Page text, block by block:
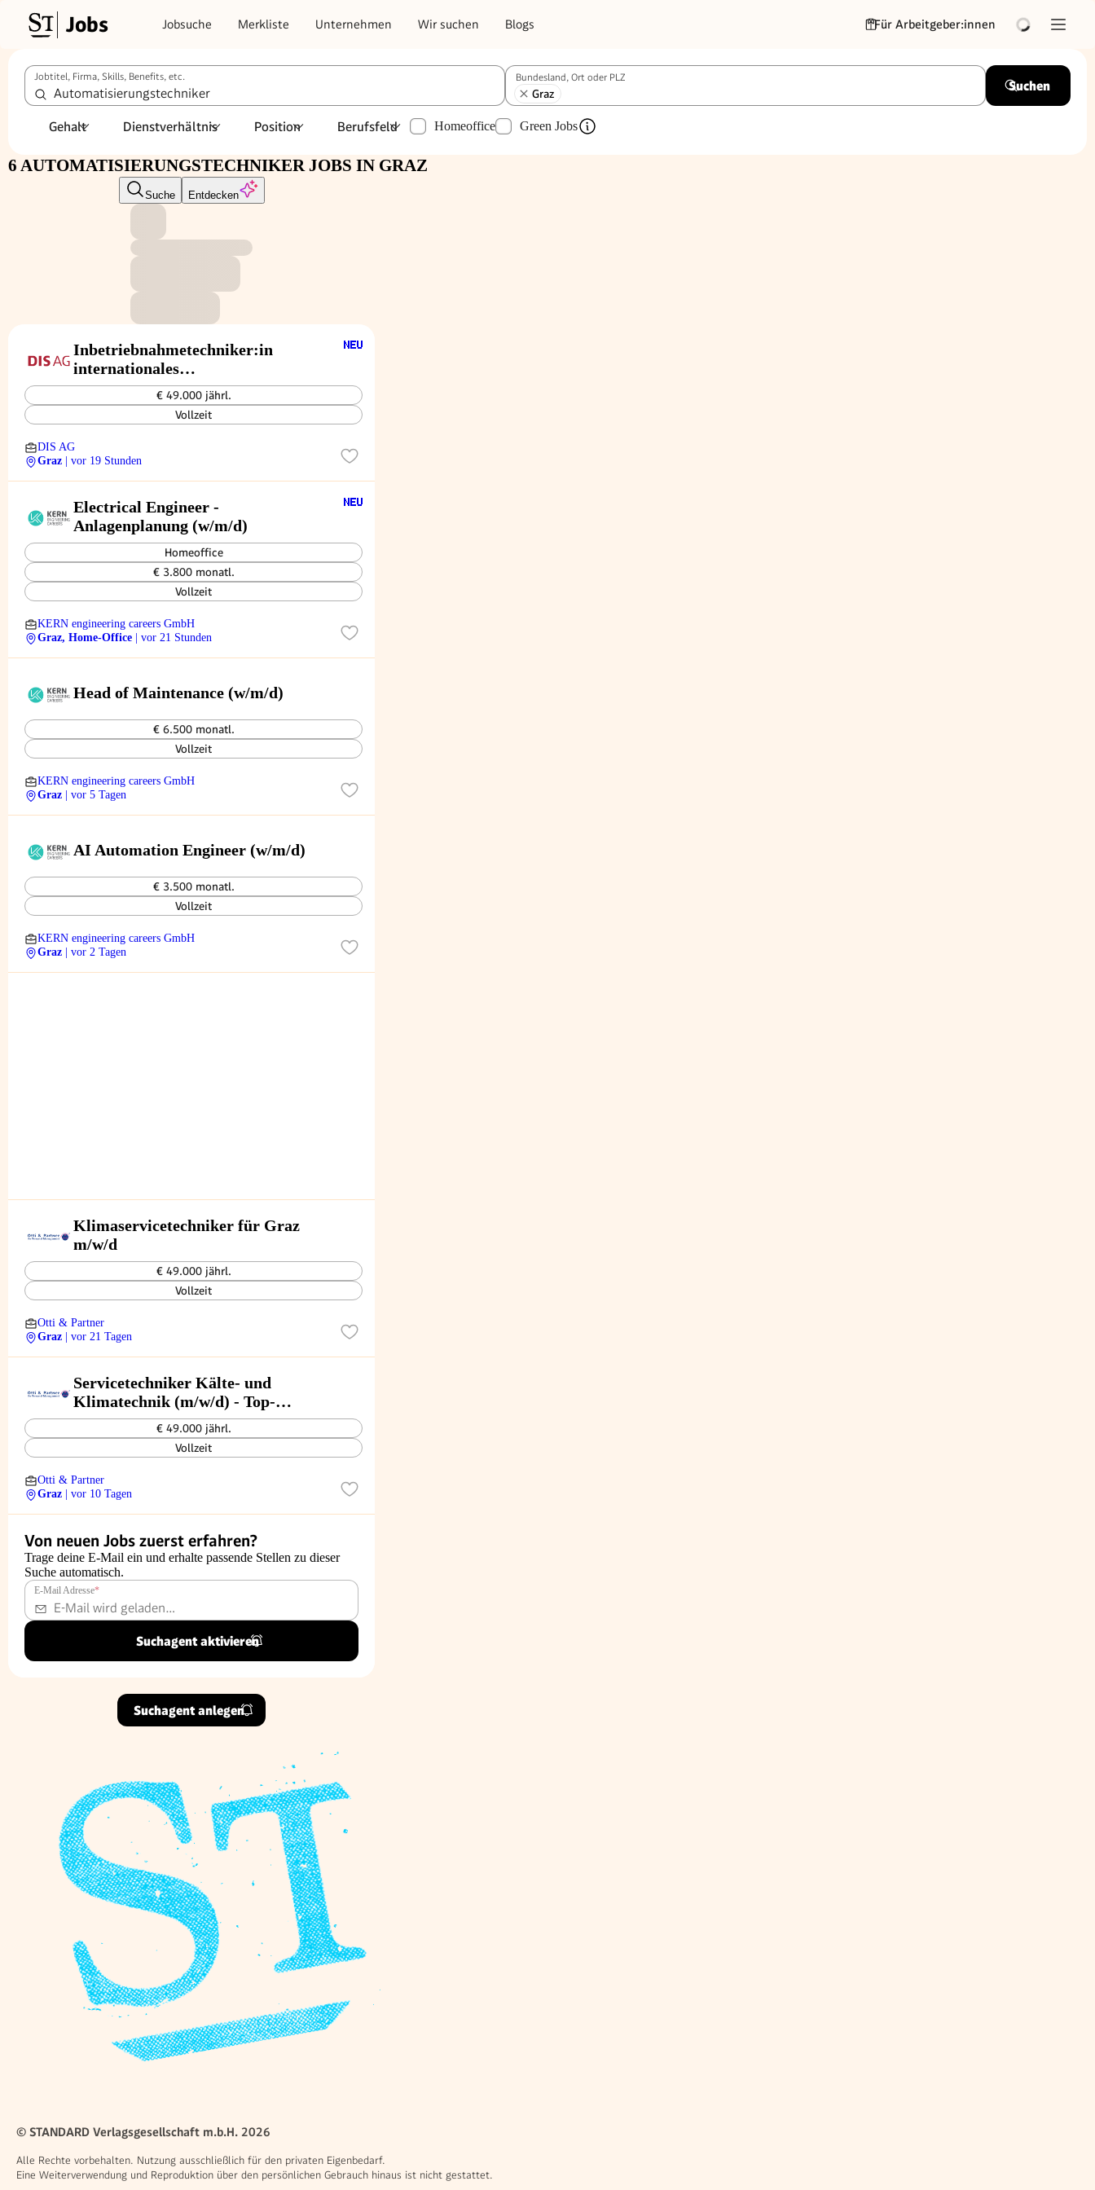
Jobs Jobsuche Merkliste Unternehmen Wir suchen Blogs Für Arbeitgeber:innen
Jobtitel, Firma, Skills, Benefits, etc. Bundesland, Ort oder PLZ
Graz
Suchen
Gehalt Dienstverhältnis Position Berufsfeld Homeoffice Green Jobs
6 AUTOMATISIERUNGSTECHNIKER JOBS IN GRAZ
Suche Entdecken
Inbetriebnahmetechniker:in
internationales
Industrieunternehmen (m/w/d)
€ 49.000 jährl.
Vollzeit
DIS AG
Graz
| vor 19 Stunden
Electrical Engineer -
Anlagenplanung (w/m/d)
Homeoffice
€ 3.800 monatl.
Vollzeit
KERN engineering careers GmbH
Graz, Home-Office
| vor 21 Stunden
Head of Maintenance (w/m/d)
€ 6.500 monatl.
Vollzeit
KERN engineering careers GmbH
Graz
| vor 5 Tagen
AI Automation Engineer (w/m/d)
€ 3.500 monatl.
Vollzeit
KERN engineering careers GmbH
Graz
| vor 2 Tagen
Klimaservicetechniker für Graz
m/w/d
€ 49.000 jährl.
Vollzeit
Otti & Partner
Graz
| vor 21 Tagen
Servicetechniker Kälte- und
Klimatechnik (m/w/d) - Top-
Arbeitgeber€ 49.000 jährl.
Vollzeit
Otti & Partner
Graz
| vor 10 Tagen
Von neuen Jobs zuerst erfahren?
Trage deine E-Mail ein und erhalte passende Stellen zu dieser
Suche automatisch.
E-Mail Adresse*
Suchagent aktivieren
Suchagent anlegen
© STANDARD Verlagsgesellschaft m.b.H. 2026
Alle Rechte vorbehalten. Nutzung ausschließlich für den privaten Eigenbedarf.
Eine Weiterverwendung und Reproduktion über den persönlichen Gebrauch hinaus ist nicht gestattet.